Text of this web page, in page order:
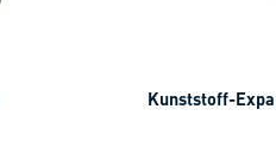
Kunststoff-